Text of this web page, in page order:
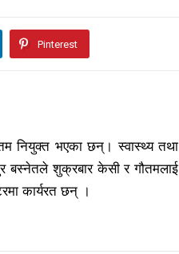
Pinterest
नियुक्त भएका छन्। स्वास्थ्य तथा
बस्नेतले शुक्रबार केसी र गौतमलाई
कार्यरत छन् ।